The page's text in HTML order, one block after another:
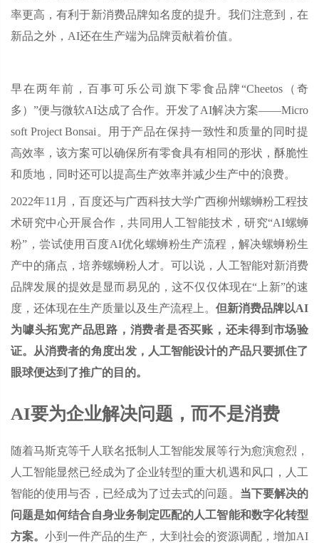
率更高，有利于新消费品牌知名度的提升。我们注意到，在
新品之外，AI还在生产端为品牌贡献着价值。
早在两年前，百事可乐公司旗下零食品牌“Cheetos（奇
多）”便与微软AI达成了合作。开发了AI解决方案——Micro
soft Project Bonsai。用于产品在保持一致性和质量的同时提
高效率，该方案可以确保所有零食具有相同的形状，酥脆性
和质地，同时还可以提高生产效率并减少生产中的浪费。
2022年11月，百度还与广西科技大学广西柳州螺蛳粉工程技
术研究中心开展合作，共同用人工智能技术，研究“AI螺蛳
粉”，尝试使用百度AI优化螺蛳粉生产流程，解决螺蛳粉生
产中的痛点，培养螺蛳粉人才。可以说，人工智能对新消费
品牌发展的提效是显而易见的，这不仅仅体现在“上新”的速
度，还体现在生产质量以及生产流程上。 但新消费品牌以AI
为噱头拓宽产品思路，消费者是否买账，还未得到市场验
证。从消费者的角度出发，人工智能设计的产品只要抓住了
眼球便达到了推广的目的。
AI要为企业解决问题，而不是消费
随着马斯克等千人联名抵制人工智能发展等行为愈演愈烈，
人工智能显然已经成为了企业转型的重大机遇和风口，人工
智能的使用与否，已经成为了过去式的问题。 当下要解决的
问题是如何结合自身业务制定匹配的人工智能和数字化转型
方案。小到一件产品的生产，大到社会的资源调配，增加AI